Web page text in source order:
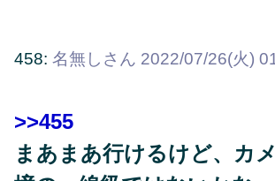
458: 名無しさん 2022/07/26(火)
>>455
まあまあ行けるけど、カ